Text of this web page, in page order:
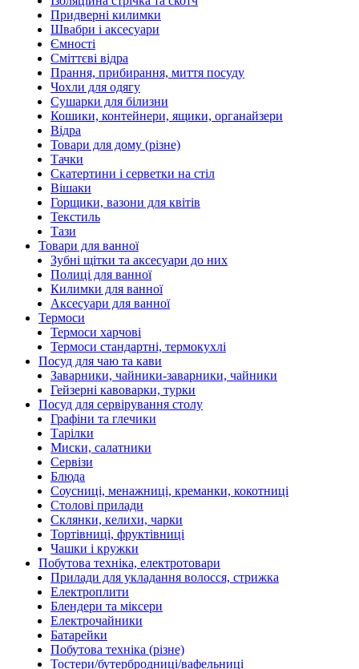
Придверні килимки
Швабри і аксесуари
Ємності
Сміттєві відра
Прання, прибирання, миття посуду
Чохли для одягу
Сушарки для білизни
Кошики, контейнери, ящики, органайзери
Відра
Товари для дому (різне)
Тачки
Скатертини і серветки на стіл
Вішаки
Горщики, вазони для квітів
Текстиль
Тази
Товари для ванної
Зубні щітки та аксесуари до них
Полиці для ванної
Килимки для ванної
Аксесуари для ванної
Термоси
Термоси харчові
Термоси стандартні, термокухлі
Посуд для чаю та кави
Заварники, чайники-заварники, чайники
Гейзерні кавоварки, турки
Посуд для сервірування столу
Графіни та глечики
Тарілки
Миски, салатники
Сервізи
Блюда
Соусниці, менажниці, креманки, кокотниці
Столові прилади
Склянки, келихи, чарки
Тортівниці, фруктівниці
Чашки і кружки
Побутова техніка, електротовари
Прилади для укладання волосся, стрижка
Електроплити
Блендери та міксери
Електрочайники
Батарейки
Побутова техніка (різне)
Тостери/бутербродниці/вафельниці